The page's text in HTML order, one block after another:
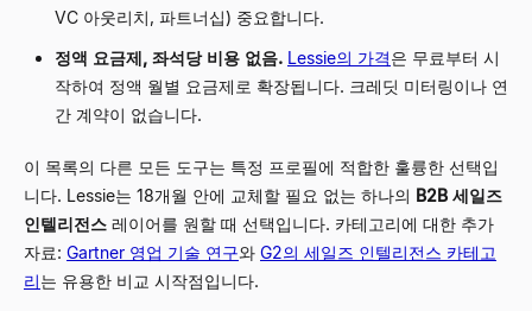
VC 아웃리치, 파트너십) 중요합니다.
정액 요금제, 좌석당 비용 없음. Lessie의 가격은 무료부터 시
작하여 정액 월별 요금제로 확장됩니다. 크레딧 미터링이나 연
간 계약이 없습니다.
이 목록의 다른 모든 도구는 특정 프로필에 적합한 훌륭한 선택입
니다. Lessie는 18개월 안에 교체할 필요 없는 하나의 B2B 세일즈
인텔리전스 레이어를 원할 때 선택입니다. 카테고리에 대한 추가
자료: Gartner 영업 기술 연구와 G2의 세일즈 인텔리전스 카테고
리는 유용한 비교 시작점입니다.